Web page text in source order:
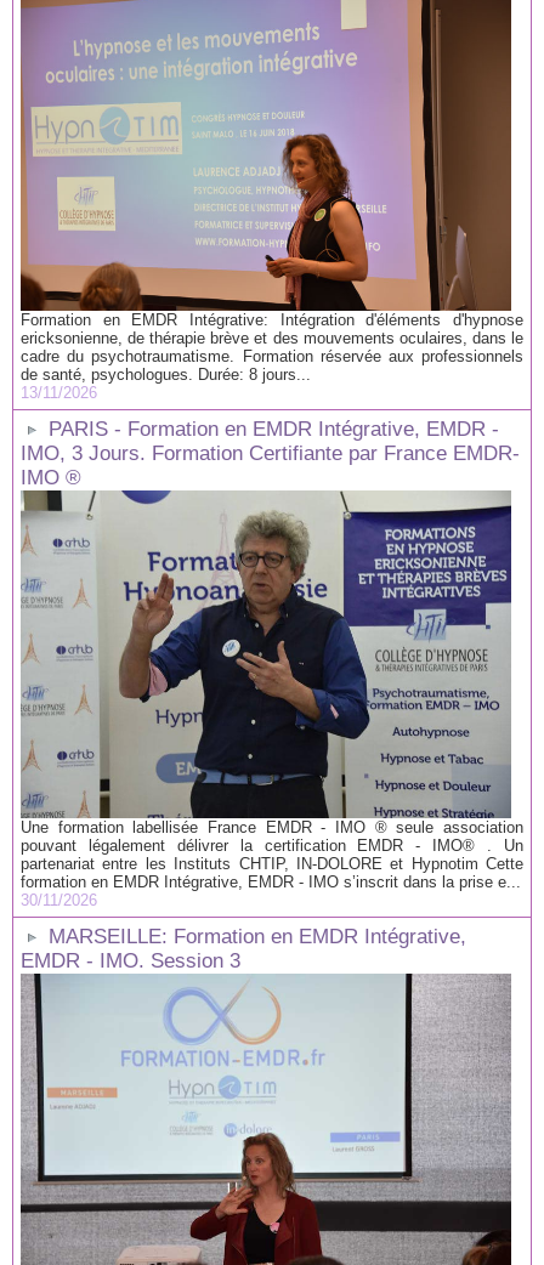
Formation en EMDR Intégrative: Intégration d'éléments d'hypnose
ericksonienne, de thérapie brève et des mouvements oculaires, dans le
cadre du psychotraumatisme. Formation réservée aux professionnels
de santé, psychologues. Durée: 8 jours...
13/11/2026
PARIS - Formation en EMDR Intégrative, EMDR -
IMO, 3 Jours. Formation Certifiante par France EMDR-
IMO ®
Une formation labellisée France EMDR - IMO ® seule association
pouvant légalement délivrer la certification EMDR - IMO® . Un
partenariat entre les Instituts CHTIP, IN-DOLORE et Hypnotim Cette
formation en EMDR Intégrative, EMDR - IMO s’inscrit dans la prise e...
30/11/2026
MARSEILLE: Formation en EMDR Intégrative,
EMDR - IMO. Session 3